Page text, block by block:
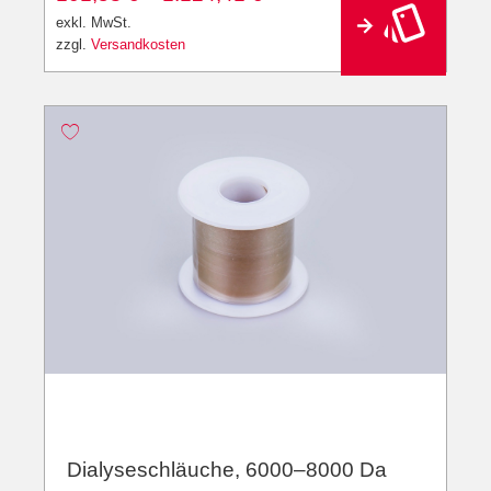
exkl. MwSt.
zzgl. Versandkosten
v
Dialyseschläuche, 6000–8000 Da